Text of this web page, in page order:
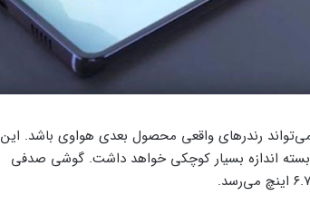
رندرهای واقعی محصول بعدی هواوی باشد. این
بسته اندازه بسیار کوچکی خواهد داشت. گوشی صدفی